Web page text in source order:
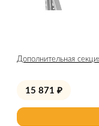
Дополнительная
15 871 ₽